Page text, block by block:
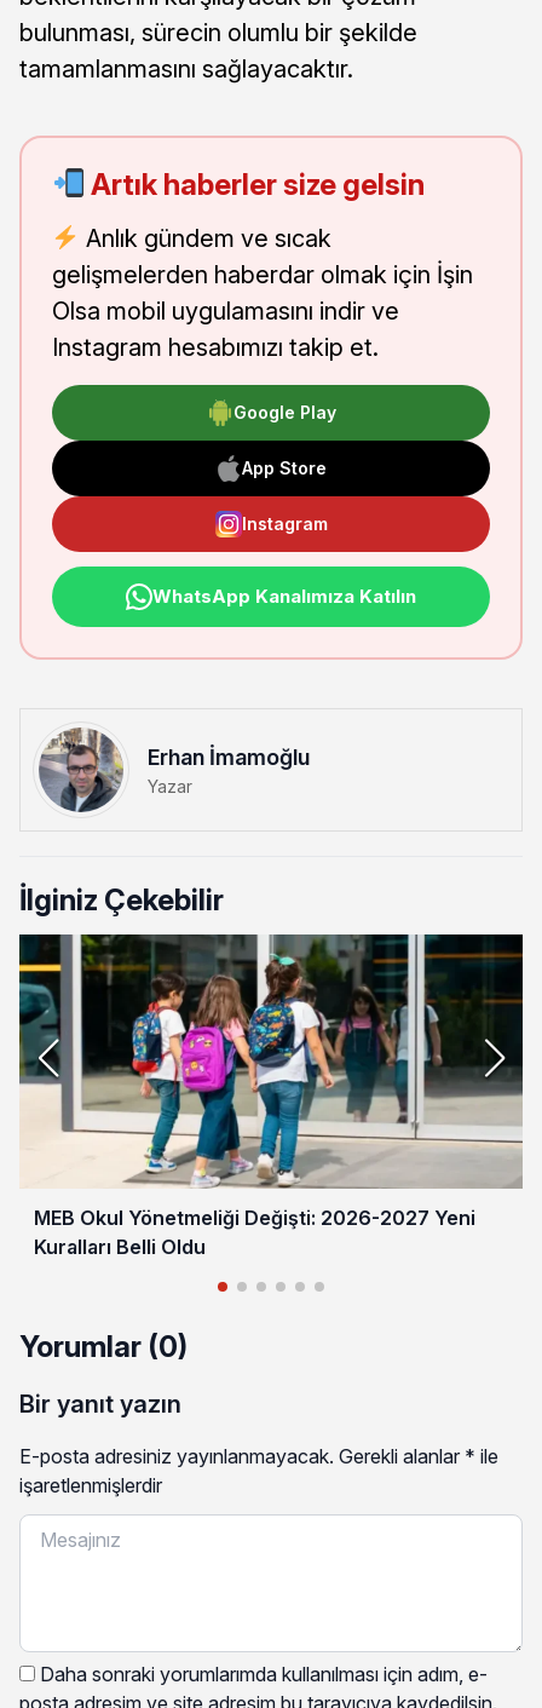
bulunması, sürecin olumlu bir şekilde
tamamlanmasını sağlayacaktır.
Artık haberler size gelsin
Anlık gündem ve sıcak
gelişmelerden haberdar olmak için İşin
Olsa mobil uygulamasını indir ve
Instagram hesabımızı takip et.
Google Play
App Store
Instagram
WhatsApp Kanalımıza Katılın
Erhan İmamoğlu
Yazar
İlginiz Çekebilir
MEB Okul Yönetmeliği Değişti: 2026-2027 Yeni
Kuralları Belli Oldu
Yorumlar (0)
Bir yanıt yazın
E-posta adresiniz yayınlanmayacak. Gerekli alanlar * ile
işaretlenmişlerdir
Daha sonraki yorumlarımda kullanılması için adım, e-
posta adresim ve site adresim bu tarayıcıya kaydedilsin.